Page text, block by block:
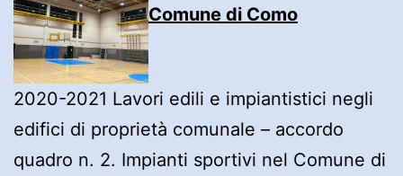
Comune di Como
2020-2021 Lavori edili e impiantistici negli
edifici di proprietà comunale – accordo
quadro n. 2. Impianti sportivi nel Comune di